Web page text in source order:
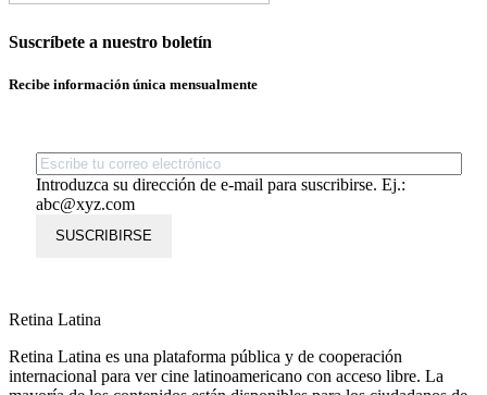
Suscríbete a nuestro boletín
Recibe información única mensualmente
Introduzca su dirección de e-mail para suscribirse. Ej.:
abc@xyz.com
SUSCRIBIRSE
Retina Latina
Retina Latina es una plataforma pública y de cooperación
internacional para ver cine latinoamericano con acceso libre. La